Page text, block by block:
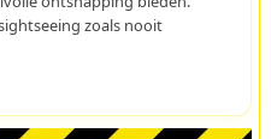
zoals nooit